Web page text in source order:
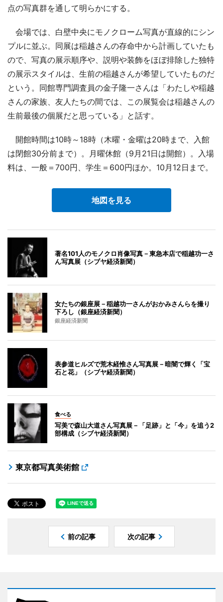
点の写真群を通して明らかにする。
会場では、白壁中央にモノクローム写真が直線的にシン
プルに並ぶ。同展は稲越さんの存命中から計画していたも
ので、写真の展示順序や、説明や装飾をほぼ排除した独特
の展示スタイルは、生前の稲越さんが希望していたものだ
という。同館専門調査員の金子隆一さんは「わたしや稲越
さんの家族、友人たちの間では、この展覧会は稲越さんの
生前最後の個展だと思っている」と話す。
開館時間は10時～18時（木曜・金曜は20時まで、入館
は閉館30分前まで）。月曜休館（9月21日は開館）。入場
料は、一般＝700円、学生＝600円ほか。10月12日まで。
地図を見る
著名101人のモノクロ肖像写真－東急本店で稲越功一さ
ん写真展（シブヤ経済新聞）
女たちの銀座展－稲越功一さんがおかみさんらを撮り
下ろし（銀座経済新聞）
銀座経済新聞
表参道ヒルズで荒木経惟さん写真展－暗闇で輝く「宝
石と花」（シブヤ経済新聞）
食べる
写美で森山大道さん写真展－「足跡」と「今」を追う2
部構成（シブヤ経済新聞）
東京都写真美術館
前の記事 次の記事